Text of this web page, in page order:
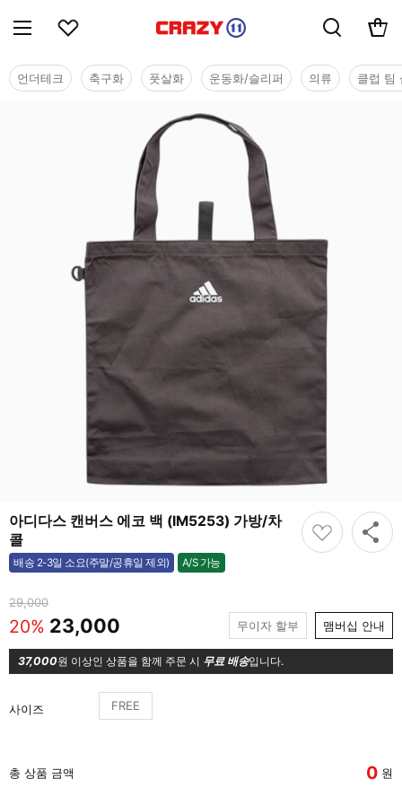
언더테크 축구화 풋살화 운동화/슬리퍼 의류 클럽 팀
아디다스 캔버스 에코 백 (IM5253) 가방/차
콜
배송 2-3일 소요(주말/공휴일 제외) A/S 가능
가능
29,000
20% 23,000 무이자 할부 맴버십 안내
37,000원 이상인 상품을 함께 주문 시 무료 배송입니다.
사이즈 FREE
총 상품 금액 0 원